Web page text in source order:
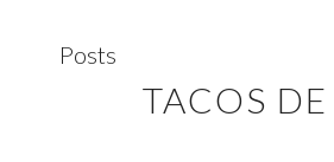
Posts
TACOS